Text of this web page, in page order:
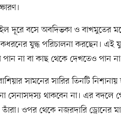
দূরে বসে অবদিভকা ও বাখমুতের
যুদ্ধ পরিচালনা করছেন। এই
পান না বা কাছ থেকে দেখতেও পান
সামনের সারির তিনটি
সেনাসদস্য থাকবেন না। এর বদলে
তাঁরা। ওপর থেকে নজরদারি ড্রোনের